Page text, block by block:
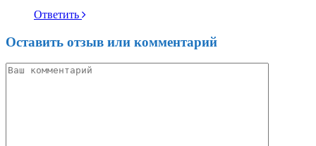
Ответить
Оставить отзыв или комментарий